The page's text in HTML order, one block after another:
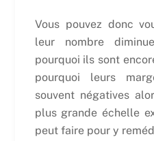
Vous pouvez donc
leur nombre
pourquoi ils sont
pourquoi leurs
souvent négatives
plus grande échelle
peut faire pour y